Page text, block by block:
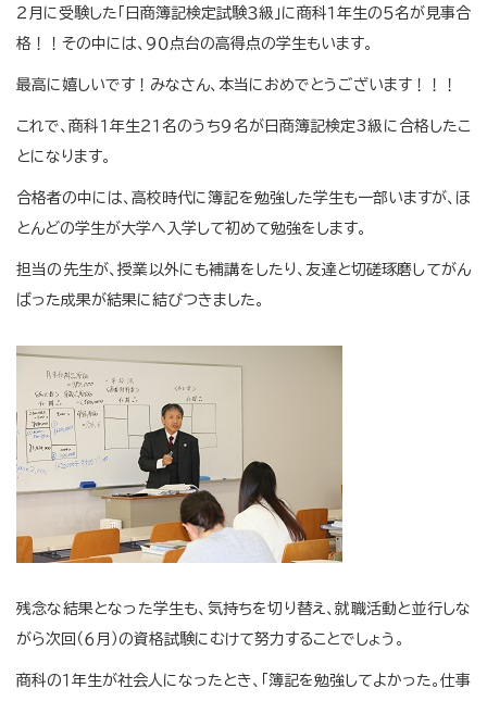
２月に受験した「日商簿記検定試験３級」に商科１年生の５名が見事合
格！！その中には、９０点台の高得点の学生もいます。
最高に嬉しいです！みなさん、本当におめでとうございます！！！
これで、商科１年生２１名のうち９名が日商簿記検定3級に合格したこ
とになります。
合格者の中には、高校時代に簿記を勉強した学生も一部いますが、ほ
とんどの学生が大学へ入学して初めて勉強をします。
担当の先生が、授業以外にも補講をしたり、友達と切磋琢磨してがん
ばった成果が結果に結びつきました。
残念な結果となった学生も、気持ちを切り替え、就職活動と並行しな
がら次回（６月）の資格試験にむけて努力することでしょう。
商科の１年生が社会人になったとき、「簿記を勉強してよかった。仕事